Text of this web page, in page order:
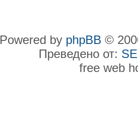
Powered by phpBB ©
Преведено от:
free web